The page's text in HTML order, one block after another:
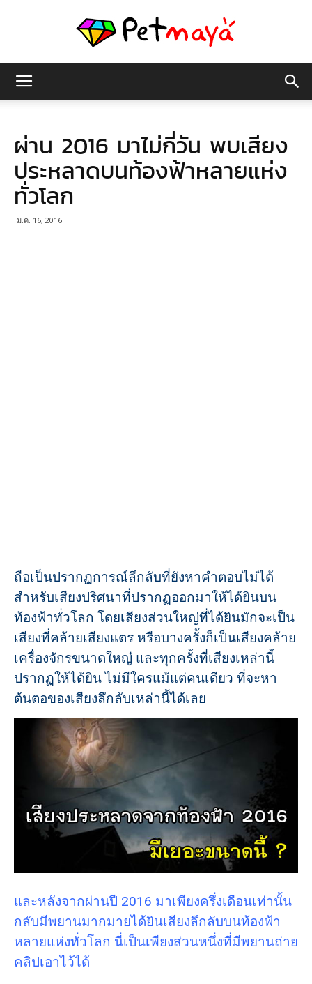
มายา
ผ่าน 2016 มาไม่กี่วัน พบเสียง
ประหลาดบนท้องฟ้าหลายแห่ง
ทั่วโลก
ม.ค. 16, 2016
ถือเป็นปรากฏการณ์ลึกลับที่ยังหาคำตอบไม่ได้
สำหรับเสียงปริศนาที่ปรากฏออกมาให้ได้ยินบน
ท้องฟ้าทั่วโลก โดยเสียงส่วนใหญ่ที่ได้ยินมักจะเป็น
เสียงที่คล้ายเสียงแตร หรือบางครั้งก็เป็นเสียงคล้าย
เครื่องจักรขนาดใหญ๋ และทุกครั้งที่เสียงเหล่านี้
ปรากฏให้ได้ยิน ไม่มีใครแม้แต่คนเดียว ที่จะหา
ต้นตอของเสียงลึกลับเหล่านี้ได้เลย
และหลังจากผ่านปี 2016 มาเพียงครึ่งเดือนเท่านั้น
กลับมีพยานมากมายได้ยินเสียงลึกลับบนท้องฟ้า
หลายแห่งทั่วโลก นี่เป็นเพียงส่วนหนึ่งที่มีพยานถ่าย
คลิปเอาไว้ได้